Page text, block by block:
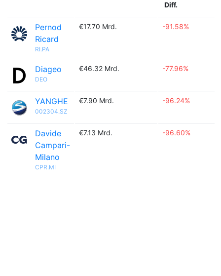
Diff.
Pernod
Ricard
RI.PA
€17.70 Mrd. -91.58%
Diageo
DEO
€46.32 Mrd. -77.96%
YANGHE
002304.SZ
€7.90 Mrd. -96.24%
Davide
Campari-
Milano
CPR.MI
€7.13 Mrd. -96.60%